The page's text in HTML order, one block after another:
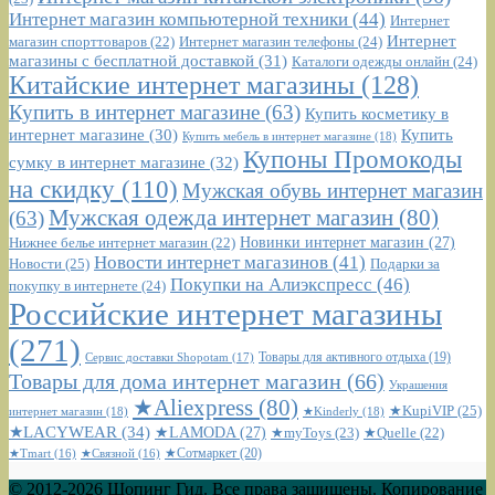
Интернет магазин компьютерной техники (44) Интернет
магазин спорттоваров (22) Интернет магазин телефоны (24) Интернет
магазины с бесплатной доставкой (31) Каталоги одежды онлайн (24)
Китайские интернет магазины (128)
Купить в интернет магазине (63) Купить косметику в
интернет магазине (30) Купить мебель в интернет магазине (18) Купить
сумку в интернет магазине (32) Купоны Промокоды
на скидку (110) Мужская обувь интернет магазин
(63)Мужская одежда интернет магазин (80)
Нижнее белье интернет магазин (22) Новинки интернет магазин (27)
Новости (25) Новости интернет магазинов (41) Подарки за
покупку в интернете (24) Покупки на Алиэкспресс (46)
Российские интернет магазины
(271) Сервис доставки Shopotam (17) Товары для активного отдыха (19)
Товары для дома интернет магазин (66) Украшения
интернет магазин (18) ★Aliexpress (80) ★Kinderly (18) ★KupiVIP (25)
★LACYWEAR (34) ★LAMODA(27) ★myToys (23) ★Quelle (22)
★Tmart (16) ★Связной (16) ★Сотмаркет (20)
© 2012-2026 Шопинг Гид. Все права защищены. Копирование